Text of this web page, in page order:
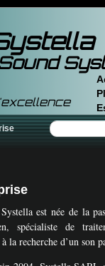
est née de la
spécialiste de
la recherche d’un son